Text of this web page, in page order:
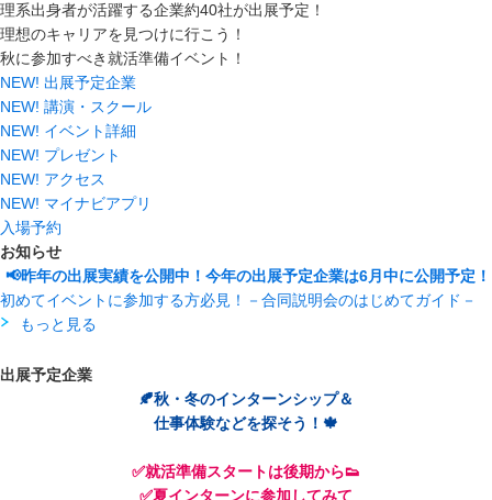
理系出身者が活躍する企業約40社が出展予定！
理想のキャリアを見つけに行こう！
秋に参加すべき就活準備イベント！
NEW! 出展予定企業
NEW! 講演・スクール
NEW! イベント詳細
NEW! プレゼント
NEW! アクセス
NEW! マイナビアプリ
入場予約
お知らせ
📢昨年の出展実績を公開中！今年の出展予定企業は6月中に公開予定！
初めてイベントに参加する方必見！－合同説明会のはじめてガイド－
もっと見る
出展予定企業
🍂秋・冬のインターンシップ＆
仕事体験などを探そう！🍁
✅就活準備スタートは後期から👟
✅夏インターンに参加してみて